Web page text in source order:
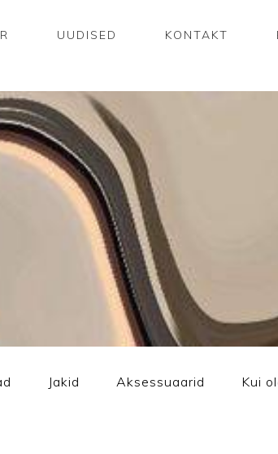
UUDISED KONTAKT
Jakid Aksessuaarid Kui